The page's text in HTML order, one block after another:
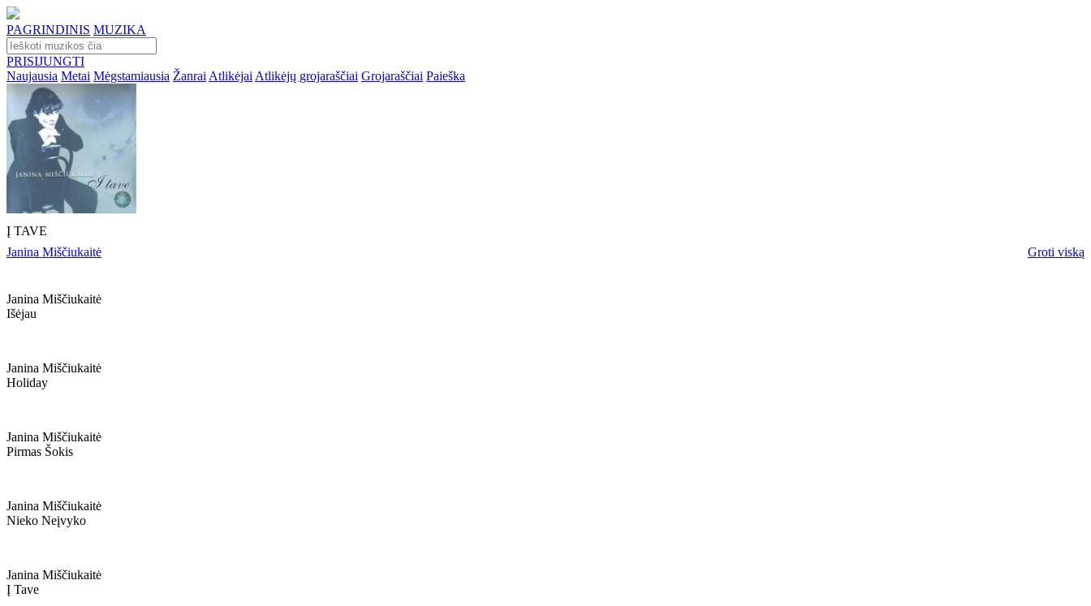
PAGRINDINIS MUZIKA
PRISIJUNGTI
Naujausia Metai Mėgstamiausia Žanrai Atlikėjai Atlikėjų grojaraščiai Grojaraščiai Paieška
Į TAVE
Janina Miščiukaitė
Groti viską
Janina Miščiukaitė
Išėjau
Janina Miščiukaitė
Holiday
Janina Miščiukaitė
Pirmas Šokis
Janina Miščiukaitė
Nieko Neįvyko
Janina Miščiukaitė
Į Tave